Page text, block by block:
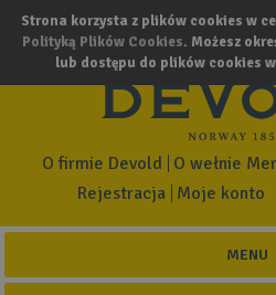
Strona korzysta z plików cookies w
Polityką Plików Cookies. Możesz
lub dostępu do plików cookies
Rejestracja Moje konto
O firmie Devold O wełnie
MENU